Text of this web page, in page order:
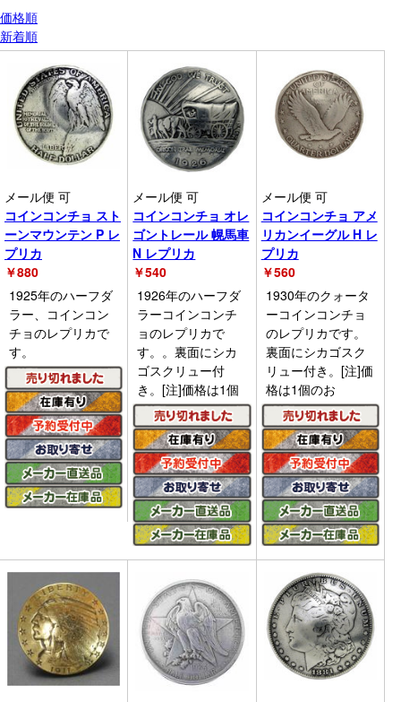
価格順
新着順
メール便 可
コインコンチョ スト
ーンマウンテン P レ
プリカ
￥880
1925年のハーフダ
ラー、コインコン
チョのレプリカで
す。
メール便 可
コインコンチョ オレ
ゴントレール 幌馬車
N レプリカ
￥540
1926年のハーフダ
ラーコインコンチ
ョのレプリカで
す。。裏面にシカ
ゴスクリュー付
き。[注]価格は1個
メール便 可
コインコンチョ アメ
リカンイーグル H レ
プリカ
￥560
1930年のクォータ
ーコインコンチョ
のレプリカです。
裏面にシカゴスク
リュー付き。[注]価
格は1個のお